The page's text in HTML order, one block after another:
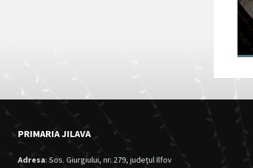
PRIMARIA JILAVA
Adresa: Sos. Giurgiului, nr. 279, judeţul Ilfov